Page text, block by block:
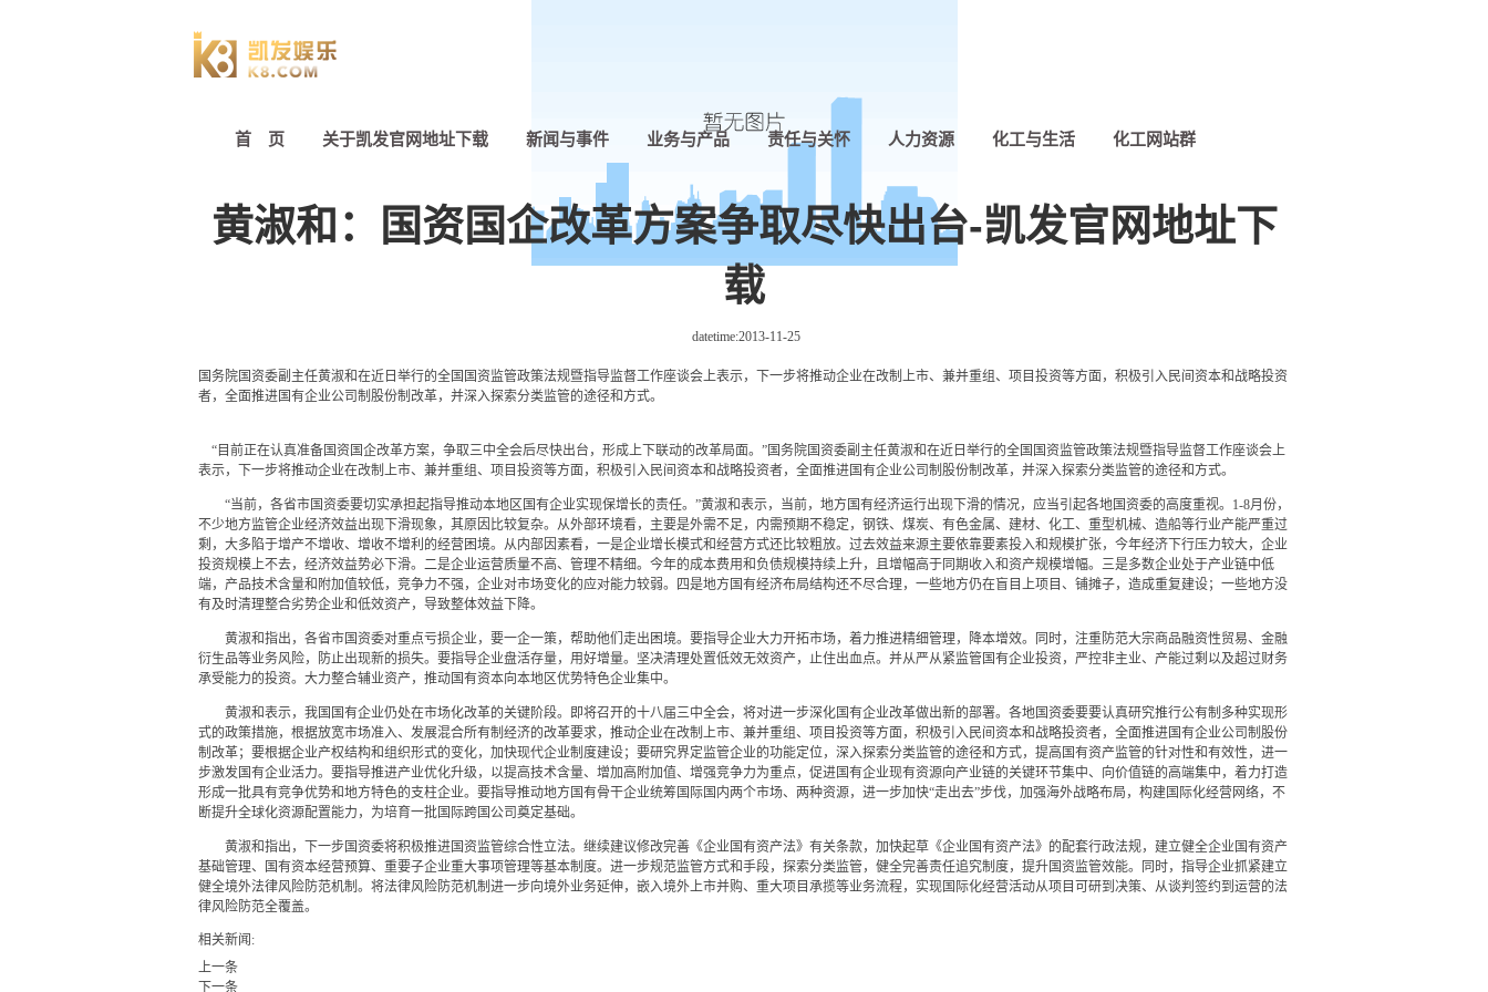
首 页 关于凯发官网地址下载 新闻与事件 业务与产品 责任与关怀 人力资源 化工与生活 化工网站群
黄淑和：国资国企改革方案争取尽快出台-凯发官网地址下
载
datetime:2013-11-25
国务院国资委副主任黄淑和在近日举行的全国国资监管政策法规暨指导监督工作座谈会上表示，下一步将推动企业在改制上市、兼并重组、项目投资等方面，积极引入民间资本和战略投资
者，全面推进国有企业公司制股份制改革，并深入探索分类监管的途径和方式。
“目前正在认真准备国资国企改革方案，争取三中全会后尽快出台，形成上下联动的改革局面。”国务院国资委副主任黄淑和在近日举行的全国国资监管政策法规暨指导监督工作座谈会上
表示，下一步将推动企业在改制上市、兼并重组、项目投资等方面，积极引入民间资本和战略投资者，全面推进国有企业公司制股份制改革，并深入探索分类监管的途径和方式。
“当前，各省市国资委要切实承担起指导推动本地区国有企业实现保增长的责任。”黄淑和表示，当前，地方国有经济运行出现下滑的情况，应当引起各地国资委的高度重视。1-8月份，
不少地方监管企业经济效益出现下滑现象，其原因比较复杂。从外部环境看，主要是外需不足，内需预期不稳定，钢铁、煤炭、有色金属、建材、化工、重型机械、造船等行业产能严重过
剩，大多陷于增产不增收、增收不增利的经营困境。从内部因素看，一是企业增长模式和经营方式还比较粗放。过去效益来源主要依靠要素投入和规模扩张，今年经济下行压力较大，企业
投资规模上不去，经济效益势必下滑。二是企业运营质量不高、管理不精细。今年的成本费用和负债规模持续上升，且增幅高于同期收入和资产规模增幅。三是多数企业处于产业链中低
端，产品技术含量和附加值较低，竞争力不强，企业对市场变化的应对能力较弱。四是地方国有经济布局结构还不尽合理，一些地方仍在盲目上项目、铺摊子，造成重复建设；一些地方没
有及时清理整合劣势企业和低效资产，导致整体效益下降。
黄淑和指出，各省市国资委对重点亏损企业，要一企一策，帮助他们走出困境。要指导企业大力开拓市场，着力推进精细管理，降本增效。同时，注重防范大宗商品融资性贸易、金融
衍生品等业务风险，防止出现新的损失。要指导企业盘活存量，用好增量。坚决清理处置低效无效资产，止住出血点。并从严从紧监管国有企业投资，严控非主业、产能过剩以及超过财务
承受能力的投资。大力整合辅业资产，推动国有资本向本地区优势特色企业集中。
黄淑和表示，我国国有企业仍处在市场化改革的关键阶段。即将召开的十八届三中全会，将对进一步深化国有企业改革做出新的部署。各地国资委要要认真研究推行公有制多种实现形
式的政策措施，根据放宽市场准入、发展混合所有制经济的改革要求，推动企业在改制上市、兼并重组、项目投资等方面，积极引入民间资本和战略投资者，全面推进国有企业公司制股份
制改革；要根据企业产权结构和组织形式的变化，加快现代企业制度建设；要研究界定监管企业的功能定位，深入探索分类监管的途径和方式，提高国有资产监管的针对性和有效性，进一
步激发国有企业活力。要指导推进产业优化升级，以提高技术含量、增加高附加值、增强竞争力为重点，促进国有企业现有资源向产业链的关键环节集中、向价值链的高端集中，着力打造
形成一批具有竞争优势和地方特色的支柱企业。要指导推动地方国有骨干企业统筹国际国内两个市场、两种资源，进一步加快“走出去”步伐，加强海外战略布局，构建国际化经营网络，不
断提升全球化资源配置能力，为培育一批国际跨国公司奠定基础。
黄淑和指出，下一步国资委将积极推进国资监管综合性立法。继续建议修改完善《企业国有资产法》有关条款，加快起草《企业国有资产法》的配套行政法规，建立健全企业国有资产
基础管理、国有资本经营预算、重要子企业重大事项管理等基本制度。进一步规范监管方式和手段，探索分类监管，健全完善责任追究制度，提升国资监管效能。同时，指导企业抓紧建立
健全境外法律风险防范机制。将法律风险防范机制进一步向境外业务延伸，嵌入境外上市并购、重大项目承揽等业务流程，实现国际化经营活动从项目可研到决策、从谈判签约到运营的法
律风险防范全覆盖。
相关新闻:
上一条
下一条